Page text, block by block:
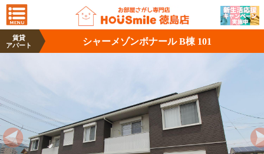
賃貸
アパート
シャーメゾンボナール B棟 101